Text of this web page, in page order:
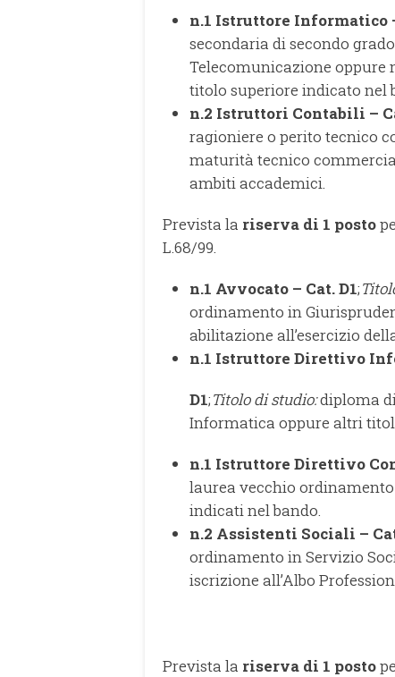
n.1 Istruttore Informatico
secondaria di secondo
Telecomunicazione oppure
titolo superiore indicato nel
n.2 Istruttori Contabili –
ragioniere o perito tecnico
maturità tecnico
ambiti accademici.
Prevista la riserva di 1 posto
L.68/99.
n.1 Avvocato – Cat. D1;
ordinamento in
abilitazione all’esercizio
n.1 Istruttore Direttivo
D1;Titolo di studio:diploma
Informatica oppure altri
n.1 Istruttore Direttivo
laurea vecchio
indicati nel bando.
n.2 Assistenti Sociali –
ordinamento in Servizio
iscrizione all’Albo
Prevista la riserva di 1 posto